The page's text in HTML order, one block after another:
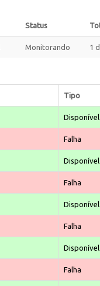
Status
Monitorando 1
Tipo
Disponível
Falha
Disponível
Falha
Disponível
Falha
Disponível
Falha